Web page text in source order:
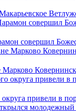
совершил
привели в